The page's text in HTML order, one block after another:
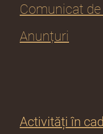
Comunicat
Anunțuri
Activități în